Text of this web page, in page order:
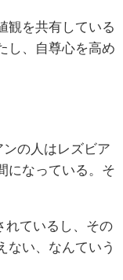
観を共有している
し、自尊心を高め
の人はレズビア
になっている。そ
れているし、その
ない、なんていう